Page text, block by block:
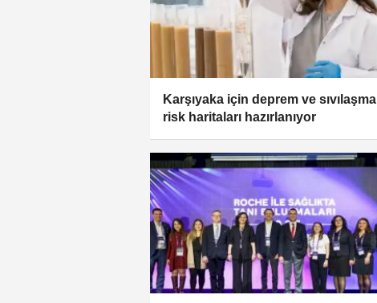
Karşıyaka için deprem ve sıvılaşma
risk haritaları hazırlanıyor